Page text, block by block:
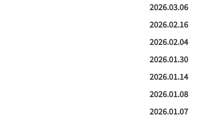
2026.03.06
2026.02.16
2026.02.04
2026.01.30
2026.01.14
2026.01.08
2026.01.07